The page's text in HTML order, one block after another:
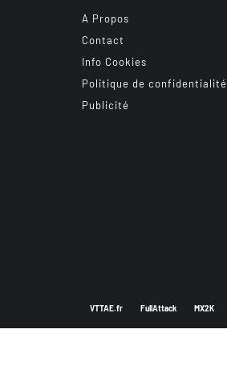
A Propos
Contact
Info Cookies
Politique de confidentialité
Publicité
VTTAE.fr FullAttack MX2K